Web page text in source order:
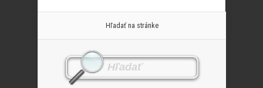
Hľadať na stránke